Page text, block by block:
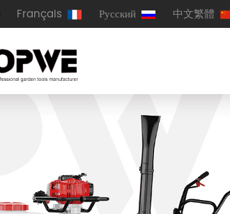
中文繁體
Русский
Français